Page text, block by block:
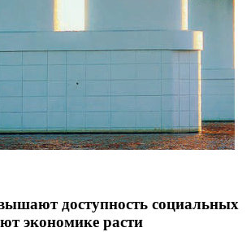
доступность социальных
экономике расти